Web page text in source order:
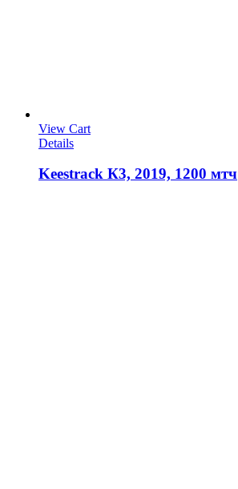
View Cart
Details
Keestrack К3, 2019, 1200 мтч